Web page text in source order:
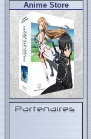
Anime Store